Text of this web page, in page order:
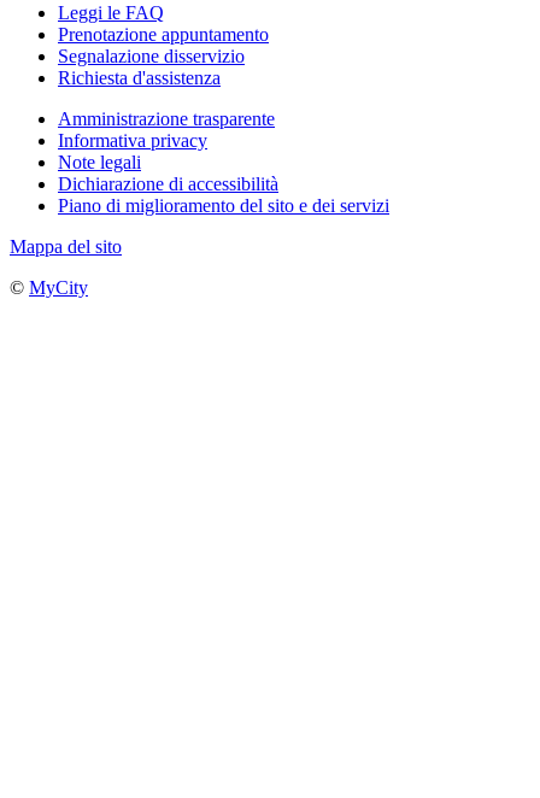
Leggi le FAQ
Prenotazione appuntamento
Segnalazione disservizio
Richiesta d'assistenza
Amministrazione trasparente
Informativa privacy
Note legali
Dichiarazione di accessibilità
Piano di miglioramento del sito e dei servizi
Mappa del sito
© MyCity